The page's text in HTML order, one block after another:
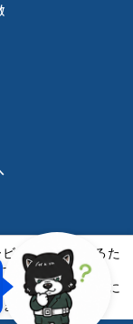
スをご提供するた
す。
クッキーの使用に
す。